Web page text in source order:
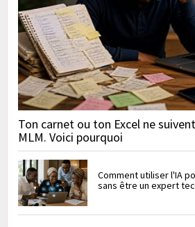
Ton carnet ou ton Excel ne
MLM. Voici pourquoi
Comment utiliser l'IA
sans être un expert